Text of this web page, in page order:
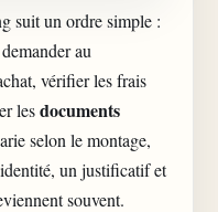
suit un ordre simple :
au
vérifier les frais
lesdocuments
selon le montage,
un justificatif et
souvent.